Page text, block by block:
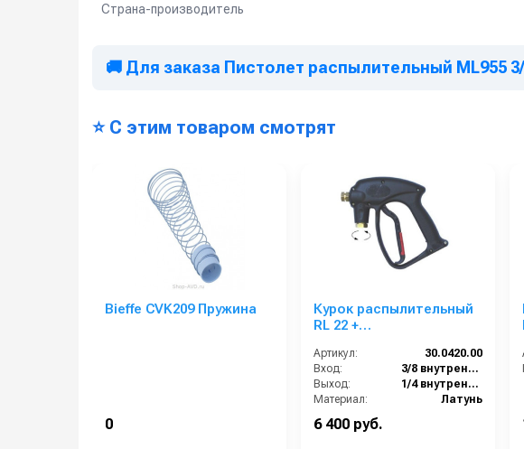
Страна-производитель
🚚 Для заказа Пистолет распылительный ML955
⭐ С этим товаром смотрят
Bieffe CVK209 Пружина
0
Курок распылительный
RL 22 +
3/8 г; выход 1/4г.
Артикул:
30.0420.00
Вход:
3/8 внутренняя резьба вращающаяся
Выход:
1/4 внутренняя резьба
Материал:
Латунь
В коробке:
6 400 руб.